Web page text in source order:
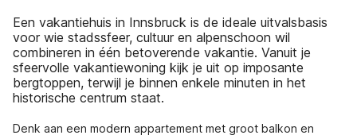
Een vakantiehuis in Innsbruck is de ideale uitvalsbasis
voor wie stadssfeer, cultuur en alpenschoon wil
combineren in één betoverende vakantie. Vanuit je
sfeervolle vakantiewoning kijk je uit op imposante
bergtoppen, terwijl je binnen enkele minuten in het
historische centrum staat.
Denk aan een modern appartement met groot balkon en